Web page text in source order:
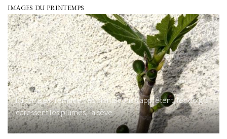
images du printemps
La terre est remuée, les plantations s'apprêtent, les doigts
caressent les plumes, la sève